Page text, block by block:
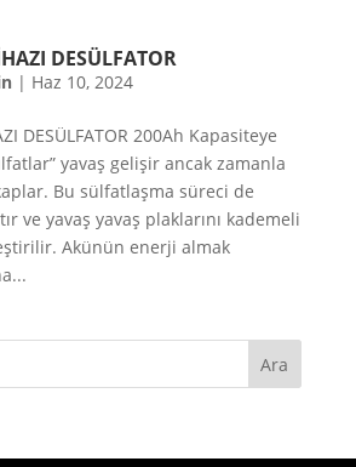
DESÜLFATOR
| Haz 10, 2024
DESÜLFATOR 200Ah Kapasiteye
yavaş gelişir ancak zamanla
Bu sülfatlaşma süreci de
ve yavaş yavaş plaklarını kademeli
Akünün enerji almak